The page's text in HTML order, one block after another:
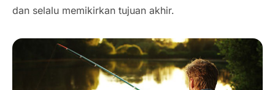
dan selalu memikirkan tujuan akhir.